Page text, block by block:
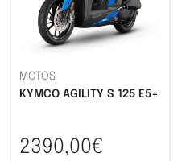
MOTOS
KYMCO AGILITY S 125 E5+
2390,00€